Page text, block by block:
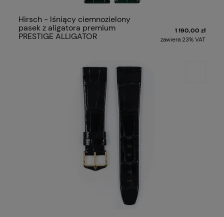
Hirsch - lśniący ciemnozielony
pasek z aligatora premium
PRESTIGE ALLIGATOR
1 190,00 zł
zawiera 23% VAT